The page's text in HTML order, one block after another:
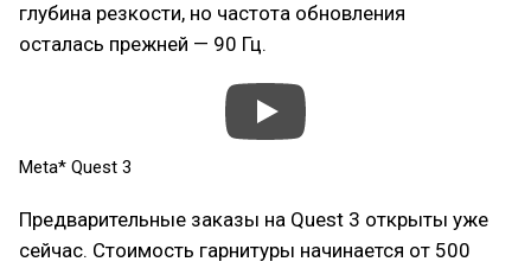
глубина резкости, но частота обновления
осталась прежней — 90 Гц.
Meta* Quest 3
Предварительные заказы на Quest 3 открыты уже
сейчас. Стоимость гарнитуры начинается от 500